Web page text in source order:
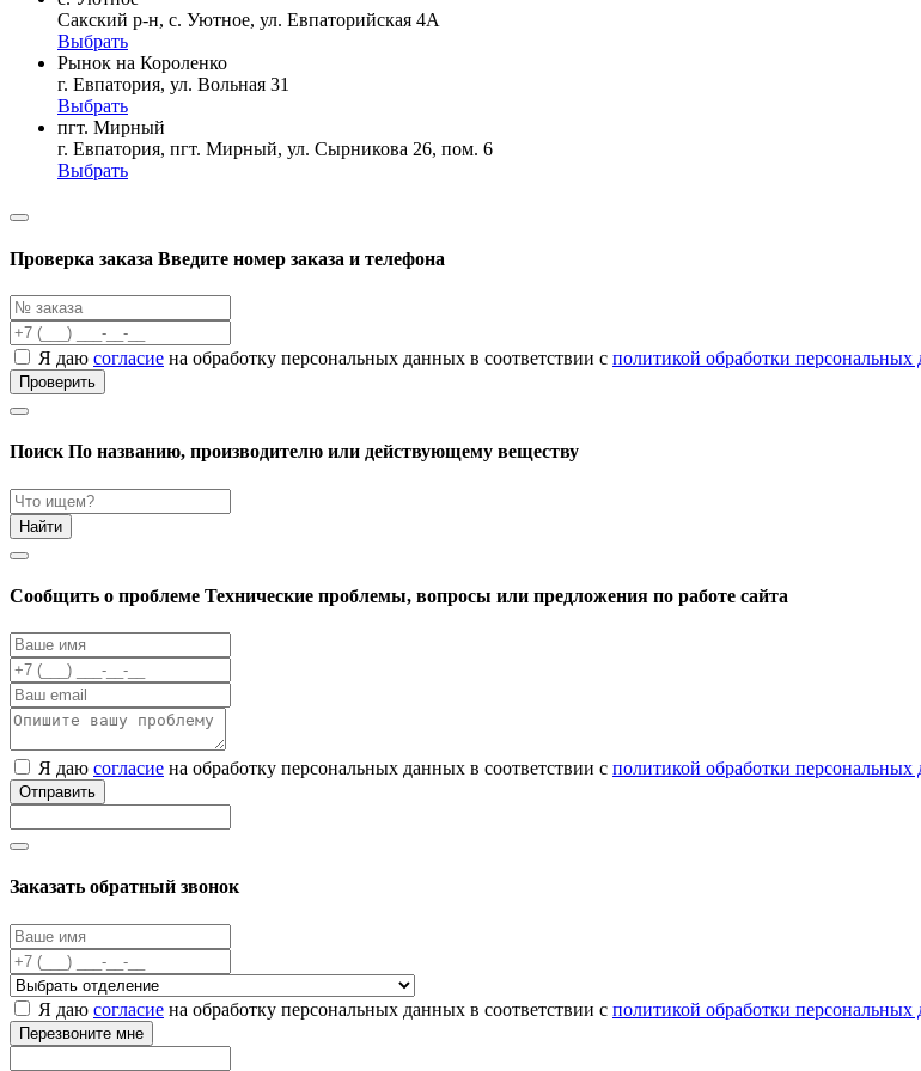
Сакский р-н, с. Уютное, ул. Евпаторийская 4А
Выбрать
Рынок на Короленко
г. Евпатория, ул. Вольная 31
Выбрать
пгт. Мирный
г. Евпатория, пгт. Мирный, ул. Сырникова 26, пом. 6
Выбрать
Проверка заказа Введите номер заказа и телефона
Я даю согласие на обработку персональных данных в соответствии с политикой обработки персональных
Проверить
Поиск По названию, производителю или действующему веществу
Найти
Cообщить о проблеме Технические проблемы, вопросы или предложения по работе сайта
Я даю согласие на обработку персональных данных в соответствии с политикой обработки персональных
Отправить
Заказать обратный звонок
Я даю согласие на обработку персональных данных в соответствии с политикой обработки персональных
Перезвоните мне